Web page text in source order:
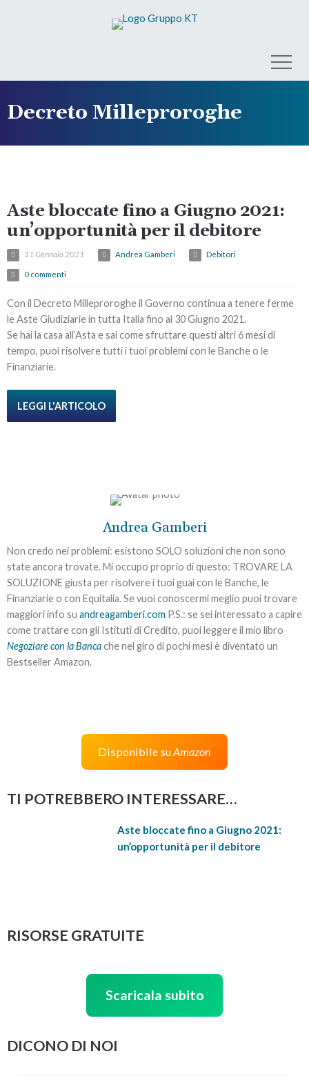
Decreto Milleproroghe
Aste bloccate fino a Giugno 2021:
un’opportunità per il debitore
11 Gennaio 2021 Andrea Gamberi Debitori
0 commenti
Con il Decreto Milleproroghe il Governo continua a tenere ferme
le Aste Giudiziarie in tutta Italia fino al 30 Giugno 2021.
Se hai la casa all’Asta e sai come sfruttare questi altri 6 mesi di
tempo, puoi risolvere tutti i tuoi problemi con le Banche o le
Finanziarie.
LEGGI L'ARTICOLO
Andrea Gamberi
Non credo nei problemi: esistono SOLO soluzioni che non sono
state ancora trovate. Mi occupo proprio di questo: TROVARE LA
SOLUZIONE giusta per risolvere i tuoi guai con le Banche, le
Finanziarie o con Equitalia. Se vuoi conoscermi meglio puoi trovare
maggiori info su andreagamberi.com P.S.: se sei interessato a capire
come trattare con gli Istituti di Credito, puoi leggere il mio libro
Negoziare con la Bancache nel giro di pochi mesi è diventato un
Bestseller Amazon.
Disponibile suAmazon
TI POTREBBERO INTERESSARE…
Aste bloccate fino a Giugno 2021:
un’opportunità per il debitore
RISORSE GRATUITE
Scaricala subito
DICONO DI NOI